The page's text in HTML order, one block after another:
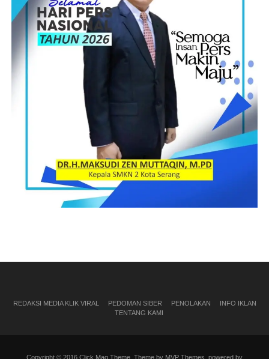
REDAKSI MEDIA KLIK VIRAL PEDOMAN SIBER PENOLAKAN
INFO IKLAN
TENTANG KAMI
Copyright © 2016 Click Mag Theme. Theme by MVP Themes, powered by